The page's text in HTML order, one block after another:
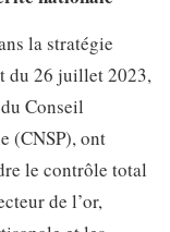
la stratégie
du 26 juillet 2023,
Conseil
(CNSP), ont
le contrôle total
de l’or,